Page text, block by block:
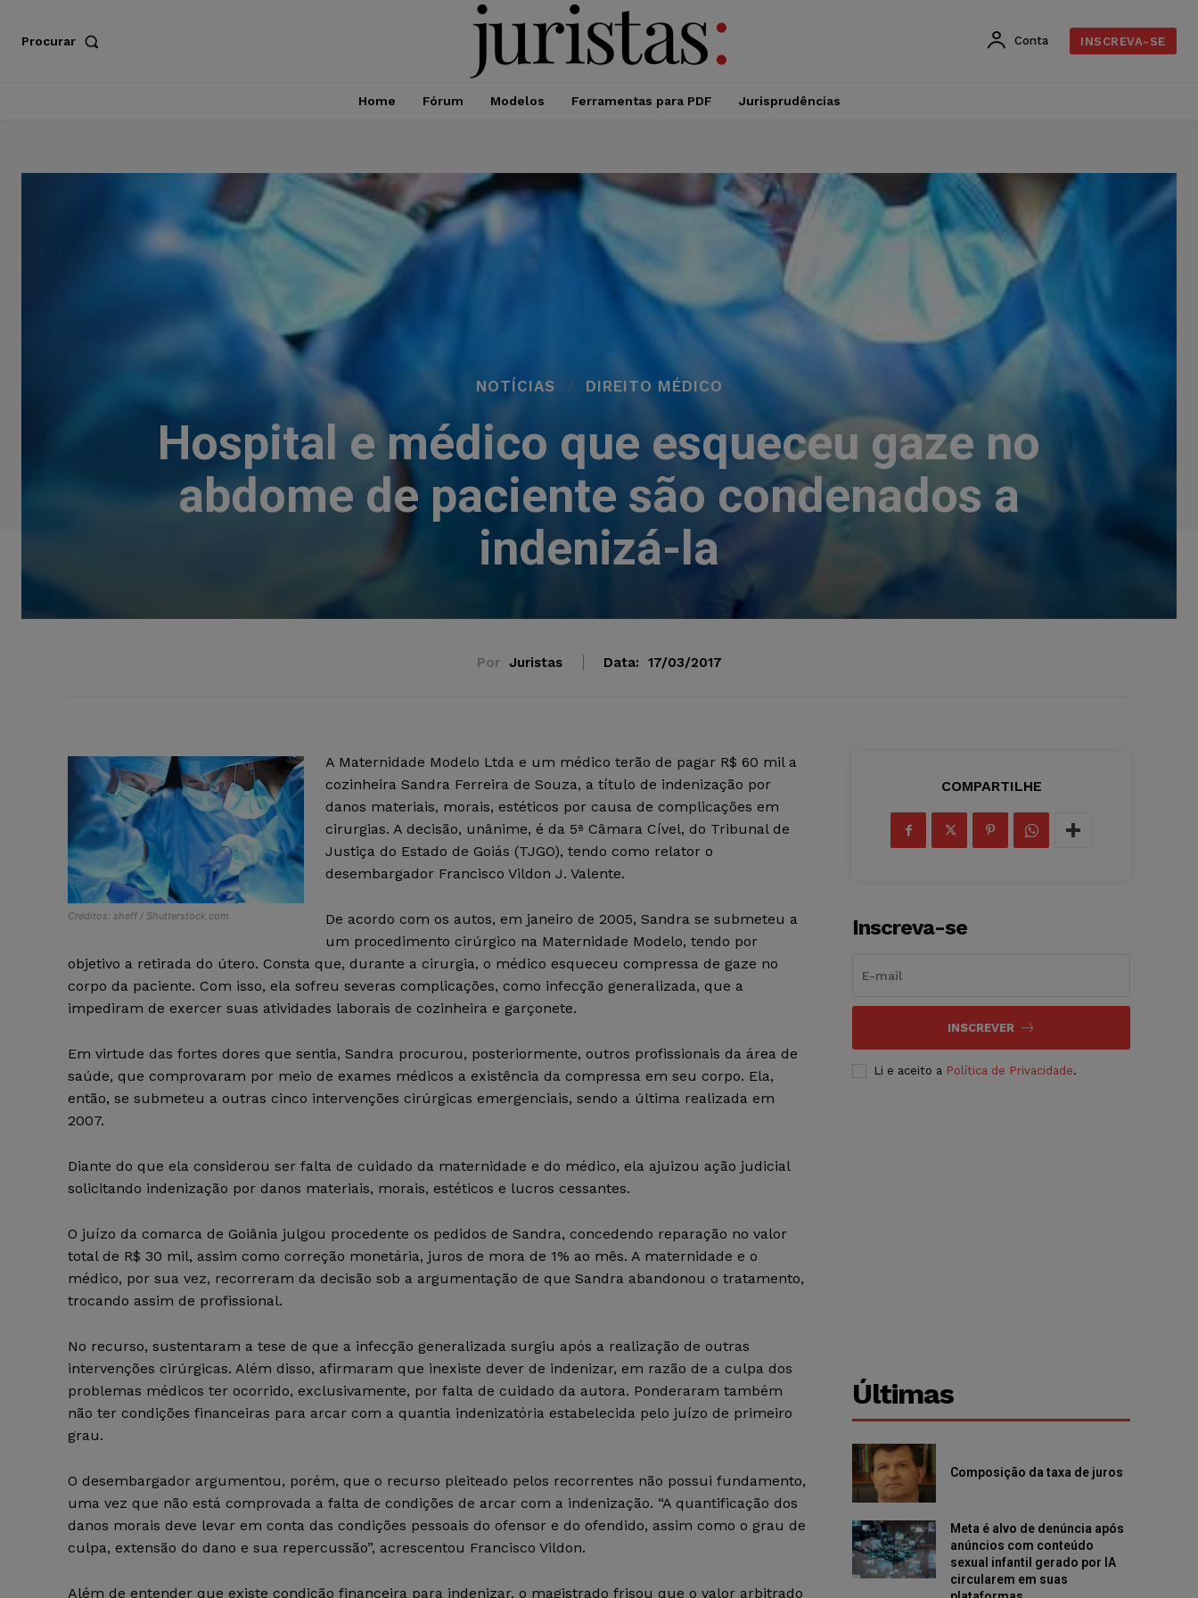
Procurar Conta INSCREVA-SE
Home Fórum Modelos Ferramentas para PDF Jurisprudências
NOTÍCIAS DIREITO MÉDICO
Hospital e médico que esqueceu gaze no
abdome de paciente são condenados a
indenizá-la
Por Juristas Data: 17/03/2017
Créditos: sheff / Shutterstock.com
A Maternidade Modelo Ltda e um médico terão de pagar R$ 60 mil a
cozinheira Sandra Ferreira de Souza, a título de indenização por
danos materiais, morais, estéticos por causa de complicações em
cirurgias. A decisão, unânime, é da 5ª Câmara Cível, do Tribunal de
Justiça do Estado de Goiás (TJGO), tendo como relator o
desembargador Francisco Vildon J. Valente.
De acordo com os autos, em janeiro de 2005, Sandra se submeteu a
um procedimento cirúrgico na Maternidade Modelo, tendo por
objetivo a retirada do útero. Consta que, durante a cirurgia, o médico esqueceu compressa de gaze no
corpo da paciente. Com isso, ela sofreu severas complicações, como infecção generalizada, que a
impediram de exercer suas atividades laborais de cozinheira e garçonete.
Em virtude das fortes dores que sentia, Sandra procurou, posteriormente, outros profissionais da área de
saúde, que comprovaram por meio de exames médicos a existência da compressa em seu corpo. Ela,
então, se submeteu a outras cinco intervenções cirúrgicas emergenciais, sendo a última realizada em
2007.
Diante do que ela considerou ser falta de cuidado da maternidade e do médico, ela ajuizou ação judicial
solicitando indenização por danos materiais, morais, estéticos e lucros cessantes.
O juízo da comarca de Goiânia julgou procedente os pedidos de Sandra, concedendo reparação no valor
total de R$ 30 mil, assim como correção monetária, juros de mora de 1% ao mês. A maternidade e o
médico, por sua vez, recorreram da decisão sob a argumentação de que Sandra abandonou o tratamento,
trocando assim de profissional.
No recurso, sustentaram a tese de que a infecção generalizada surgiu após a realização de outras
intervenções cirúrgicas. Além disso, afirmaram que inexiste dever de indenizar, em razão de a culpa dos
problemas médicos ter ocorrido, exclusivamente, por falta de cuidado da autora. Ponderaram também
não ter condições financeiras para arcar com a quantia indenizatória estabelecida pelo juízo de primeiro
grau.
O desembargador argumentou, porém, que o recurso pleiteado pelos recorrentes não possui fundamento,
uma vez que não está comprovada a falta de condições de arcar com a indenização. “A quantificação dos
danos morais deve levar em conta das condições pessoais do ofensor e do ofendido, assim como o grau de
culpa, extensão do dano e sua repercussão”, acrescentou Francisco Vildon.
Além de entender que existe condição financeira para indenizar, o magistrado frisou que o valor arbitrado
COMPARTILHE
Inscreva-se
INSCREVER
Li e aceito a Política de Privacidade.
Últimas
Composição da taxa de juros
Meta é alvo de denúncia após
anúncios com conteúdo
sexual infantil gerado por IA
circularem em suas